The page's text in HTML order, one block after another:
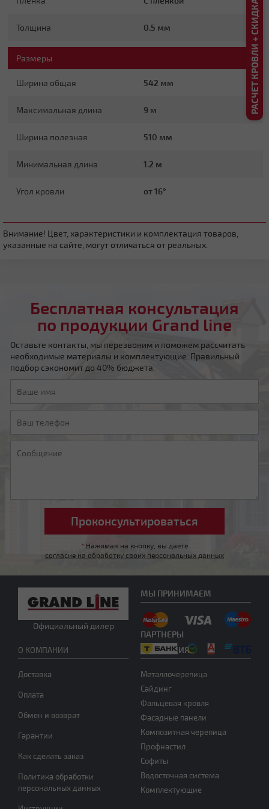
Толщина 0.5 мм
Размеры
Ширина общая 542 мм
Максимальная длина 9 м
Ширина полезная 510 мм
Минимальная длина 1.2 м
Угол кровли от 16°
Внимание! Цвет, характеристики и комплектация товаров,
указанные на сайте, могут отличаться от реальных.
Бесплатная консультация
по продукции Grand line
Оставьте контакты, мы перезвоним и поможем рассчитать
необходимые материалы и комплектующие. Правильный
подбор сэкономит до 40% бюджета.
* Нажимая на кнопку, вы даете
согласие на обработку своих персональных данных
Официальный дилер
О КОМПАНИИ
Доставка
Оплата
Обмен и возврат
Гарантии
Как сделать заказ
Политика обработки
персональных данных
ПРОДУКЦИЯ
Металлочерепица
Сайдинг
Фальцевая кровля
Фасадные панели
Композитная черепица
Профнастил
Софиты
Водосточная система
Комплектующие
МЫ ПРИНИМАЕМ
ПАРТНЕРЫ
РАСЧЕТ КРОВЛИ + СКИДКА ДО 20%
Плоская
Четырехскатная вальмовая
Четырехскатная шатровая
Мансардная ломаная
Нужна консультация